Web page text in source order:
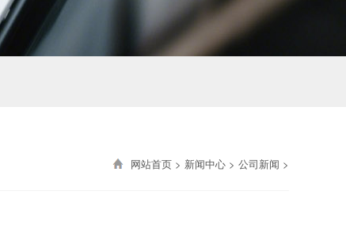
网站首页 > 新闻中心 > 公司新闻 >